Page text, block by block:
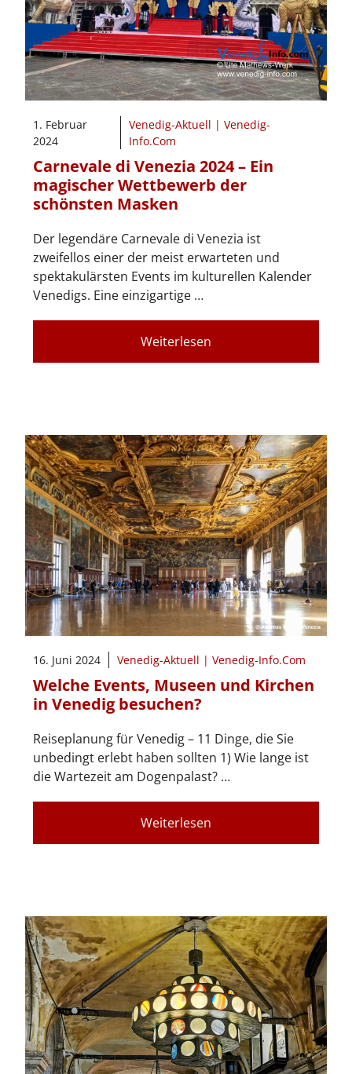
1. Februar
2024
Venedig-Aktuell | Venedig-
Info.Com
Carnevale di Venezia 2024 – Ein
magischer Wettbewerb der
schönsten Masken
Der legendäre Carnevale di Venezia ist
zweifellos einer der meist erwarteten und
spektakulärsten Events im kulturellen Kalender
Venedigs. Eine einzigartige …
Weiterlesen
16. Juni 2024 Venedig-Aktuell | Venedig-Info.Com
Welche Events, Museen und Kirchen
in Venedig besuchen?
Reiseplanung für Venedig – 11 Dinge, die Sie
unbedingt erlebt haben sollten 1) Wie lange ist
die Wartezeit am Dogenpalast? …
Weiterlesen